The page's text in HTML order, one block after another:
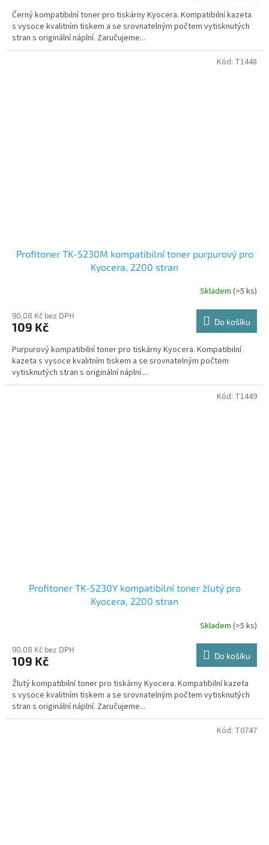
Černý kompatibilní toner pro tiskárny Kyocera. Kompatibilní kazeta
s vysoce kvalitním tiskem a se srovnatelným počtem vytisknutých
stran s originální náplní. Zaručujeme...
Profitoner TK-5230M kompatibilní toner purpurový pro
Kyocera, 2200 stran
Skladem (>5 ks)
90,08 Kč bez DPH
109 Kč Do košíku
Purpurový kompatibilní toner pro tiskárny Kyocera. Kompatibilní
kazeta s vysoce kvalitním tiskem a se srovnatelným počtem
vytisknutých stran s originální náplní....
Kód: T1448
Profitoner TK-5230Y kompatibilní toner žlutý pro
Kyocera, 2200 stran
Skladem (>5 ks)
90,08 Kč bez DPH
109 Kč Do košíku
Žlutý kompatibilní toner pro tiskárny Kyocera. Kompatibilní kazeta
s vysoce kvalitním tiskem a se srovnatelným počtem vytisknutých
stran s originální náplní. Zaručujeme...
Kód: T1449
Kód: T0747